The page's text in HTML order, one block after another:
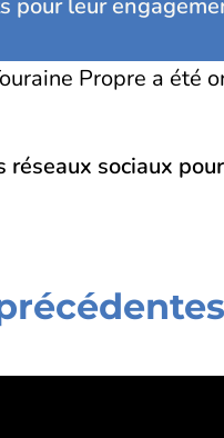
pour leur
Propre a été
sociaux